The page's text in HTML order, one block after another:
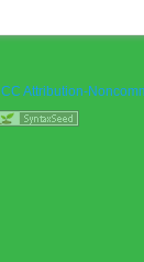
CC Attribution-